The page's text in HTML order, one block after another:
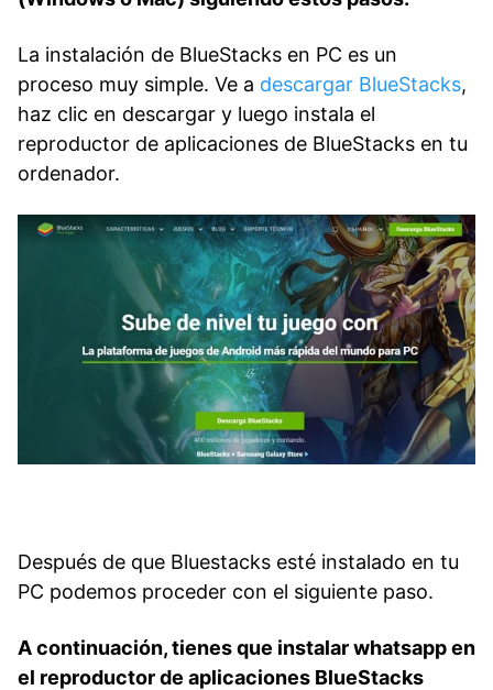
La instalación de BlueStacks en PC es un
proceso muy simple. Ve a descargar BlueStacks,
haz clic en descargar y luego instala el
reproductor de aplicaciones de BlueStacks en tu
ordenador.
Después de que Bluestacks esté instalado en tu
PC podemos proceder con el siguiente paso.
A continuación, tienes que instalar whatsapp en
el reproductor de aplicaciones BlueStacks